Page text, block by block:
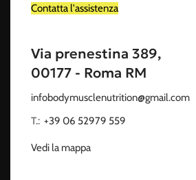
Contatta l'assistenza
Via prenestina 389,
00177 - Roma RM
infobodymusclenutrition@gmail.com
T.: +39 06 52979 559
Vedi la mappa